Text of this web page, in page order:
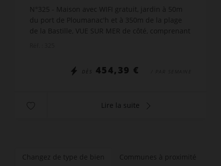
wi-fi
N°325 - Maison avec WIFI gratuit, jardin à 50m
du port de Ploumanac'h et à 350m de la plage
de la Bastille, VUE SUR MER de côté, comprenant
DÈS 454,39 € / PAR SEMAINE
Lire la suite
Changez de type de bien Communes à proximité